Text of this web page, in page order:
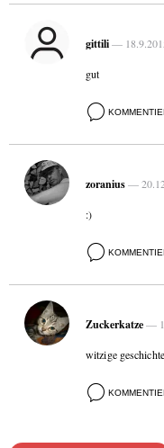
gittili—
gut
zoranius—
:)
Zuckerkatze—
witzige